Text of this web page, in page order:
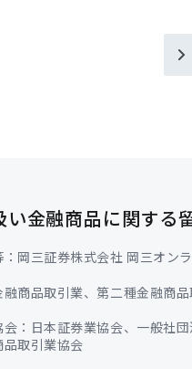
い金融商品に関する
岡三証券株式会社 岡三オン
融商品取引業、第二種金融商
：日本証券業協会、一般社
取引業協会